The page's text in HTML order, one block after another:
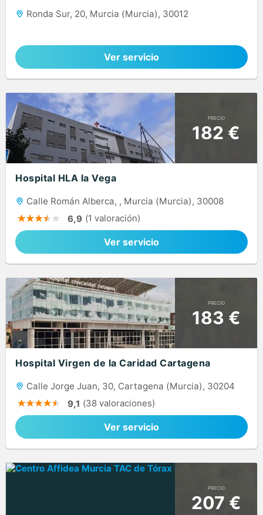
Ronda Sur, 20, Murcia (Murcia), 30012
Ver servicio
PRECIO
182 €
Hospital HLA la Vega
Calle Román Alberca, , Murcia (Murcia), 30008
6,9 (1 valoración)
Ver servicio
PRECIO
183 €
Hospital Virgen de la Caridad Cartagena
Calle Jorge Juan, 30, Cartagena (Murcia), 30204
9,1 (38 valoraciones)
Ver servicio
PRECIO
207 €